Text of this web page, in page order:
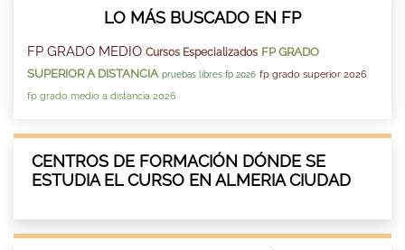
LO MÁS BUSCADO EN FP
FP GRADO MEDIO Cursos Especializados FP GRADO
SUPERIOR A DISTANCIA pruebas libres fp 2026 fp grado superior 2026
fp grado medio a distancia 2026
CENTROS DE FORMACIÓN DÓNDE SE
ESTUDIA EL CURSO EN ALMERIA CIUDAD